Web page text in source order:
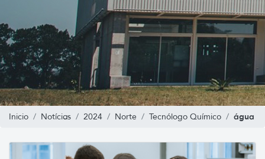
Inicio Notícias 2024 Norte Tecnólogo Químico água